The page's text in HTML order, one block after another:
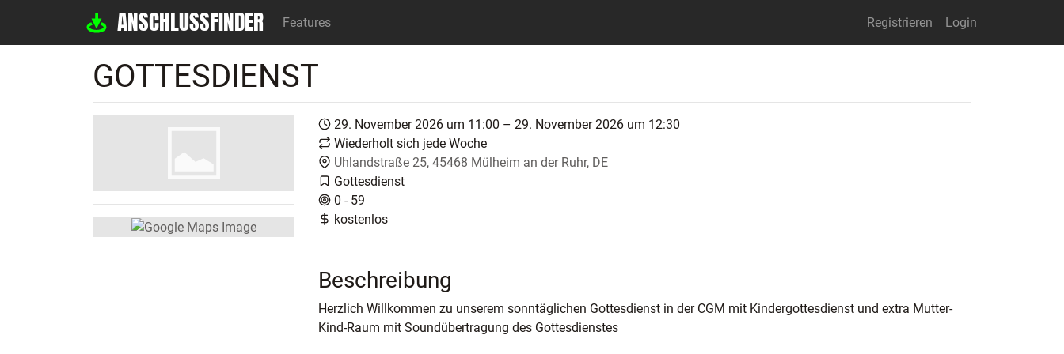
ANSCHLUSSFINDER Features Registrieren Login
GOTTESDIENST
29. November 2026 um 11:00 – 29. November 2026 um 12:30
Wiederholt sich jede Woche
Uhlandstraße 25, 45468 Mülheim an der Ruhr, DE
Gottesdienst
0 - 59
kostenlos
Beschreibung
Herzlich Willkommen zu unserem sonntäglichen Gottesdienst in der CGM mit Kindergottesdienst und extra Mutter-
Kind-Raum mit Soundübertragung des Gottesdienstes